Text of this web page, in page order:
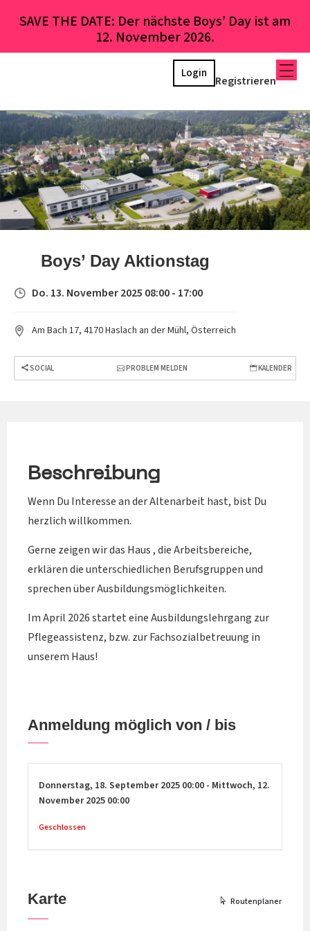
SAVE THE DATE: Der nächste Boys’ Day ist am
12. November 2026.
Registrieren
Login
Boys’ Day Aktionstag
Do. 13. November 2025 08:00 - 17:00
Am Bach 17, 4170 Haslach an der Mühl, Österreich
SOCIAL PROBLEM MELDEN KALENDER
Beschreibung
Wenn Du Interesse an der Altenarbeit hast, bist Du
herzlich willkommen.
Gerne zeigen wir das Haus , die Arbeitsbereiche,
erklären die unterschiedlichen Berufsgruppen und
sprechen über Ausbildungsmöglichkeiten.
Im April 2026 startet eine Ausbildungslehrgang zur
Pflegeassistenz, bzw. zur Fachsozialbetreuung in
unserem Haus!
Anmeldung möglich von / bis
Donnerstag, 18. September 2025 00:00 - Mittwoch, 12.
November 2025 00:00
Geschlossen
Karte Routenplaner